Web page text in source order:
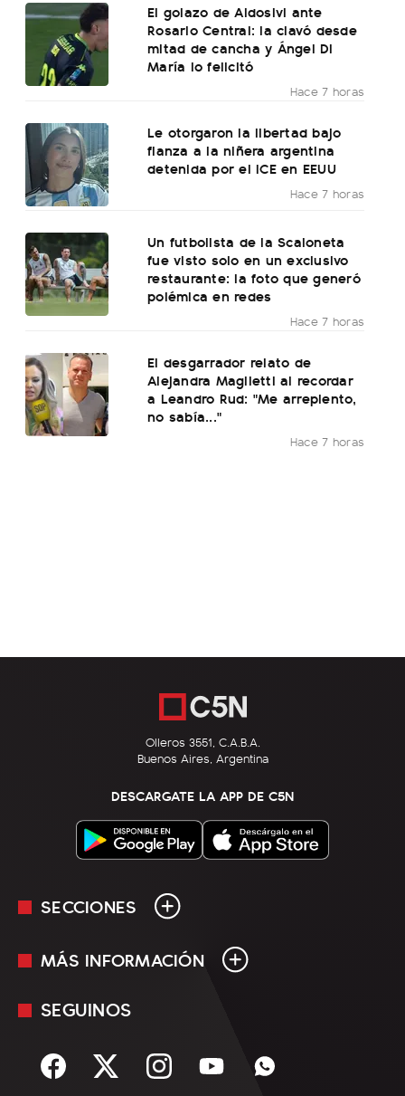
El golazo de Aldosivi ante
Rosario Central: la clavó desde
mitad de cancha y Ángel Di
María lo felicitó
Hace 7 horas
Le otorgaron la libertad bajo
fianza a la niñera argentina
detenida por el ICE en EEUU
Hace 7 horas
Un futbolista de la Scaloneta
fue visto solo en un exclusivo
restaurante: la foto que generó
polémica en redes
Hace 7 horas
El desgarrador relato de
Alejandra Maglietti al recordar
a Leandro Rud: "Me arrepiento,
no sabía..."
Hace 7 horas
Olleros 3551, C.A.B.A.
Buenos Aires, Argentina
DESCARGATE LA APP DE C5N
SECCIONES
En Vivo
Sociedad
MÁS INFORMACIÓN
Mediakit
Términos y condiciones
SEGUINOS